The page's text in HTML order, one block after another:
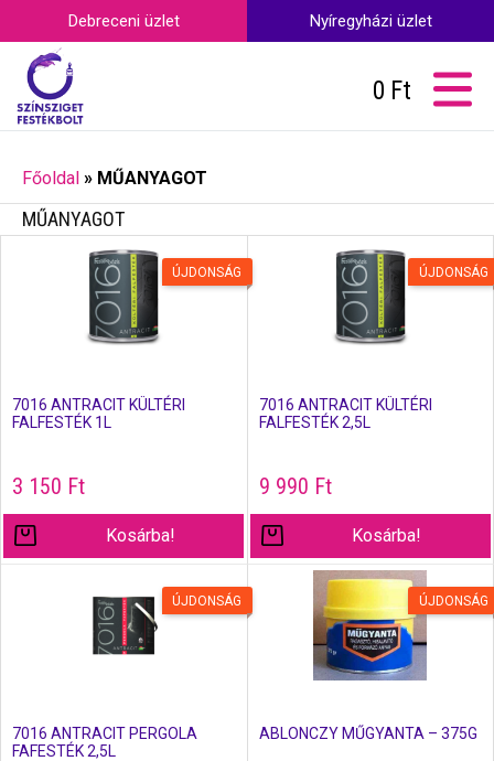
Debreceni üzlet Nyíregyházi üzlet
0 Ft
Főoldal » MŰANYAGOT
MŰANYAGOT
ÚJDONSÁG
7016 ANTRACIT KÜLTÉRI
FALFESTÉK 1L
3 150 Ft
Kosárba!
ÚJDONSÁG
7016 ANTRACIT KÜLTÉRI
FALFESTÉK 2,5L
9 990 Ft
Kosárba!
ÚJDONSÁG
7016 ANTRACIT PERGOLA
FAFESTÉK 2,5L
ÚJDONSÁG
ABLONCZY MŰGYANTA – 375G